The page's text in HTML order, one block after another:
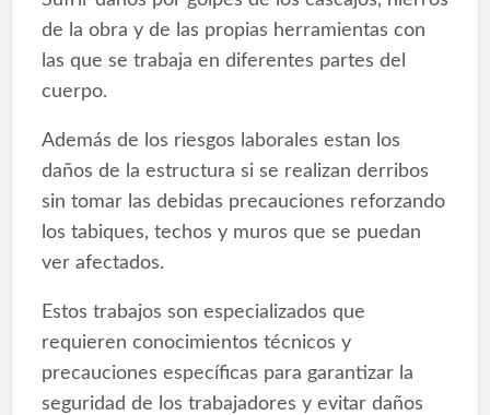
de la obra y de las propias herramientas con
las que se trabaja en diferentes partes del
cuerpo.
Además de los riesgos laborales estan los
daños de la estructura si se realizan derribos
sin tomar las debidas precauciones reforzando
los tabiques, techos y muros que se puedan
ver afectados.
Estos trabajos son especializados que
requieren conocimientos técnicos y
precauciones específicas para garantizar la
seguridad de los trabajadores y evitar daños